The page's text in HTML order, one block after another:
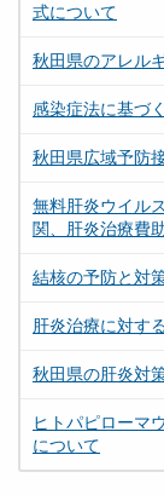
式について
秋田県のアレル
感染症法に基づ
秋田県広域予防
無料肝炎ウイル
関、肝炎治療費
結核の予防と対
肝炎治療に対す
秋田県の肝炎対
ヒトパピローマ
について